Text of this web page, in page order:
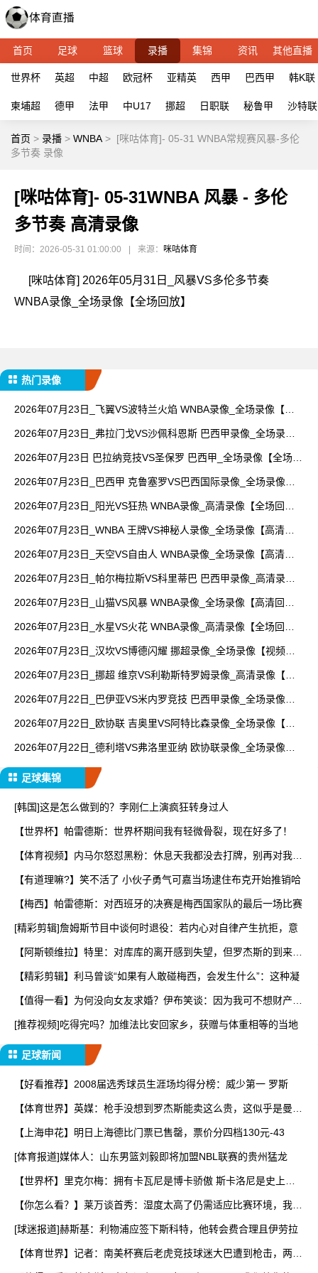
首页 足球 篮球 录播 集锦 资讯 其他直播
世界杯 英超 中超 欧冠杯 亚精英 西甲 巴西甲 韩K联
柬埔超 德甲 法甲 中U17 挪超 日职联 秘鲁甲 沙特联
首页 > 录播 > WNBA > [咪咕体育]- 05-31 WNBA常规赛风暴-多伦
多节奏 录像
[咪咕体育]- 05-31WNBA 风暴 - 多伦
多节奏 高清录像
时间：2026-05-31 01:00:00 来源： 咪咕体育
[咪咕体育] 2026年05月31日_风暴VS多伦多节奏
WNBA录像_全场录像【全场回放】
热门录像
2026年07月23日_飞翼VS波特兰火焰 WNBA录像_全场录像【视
2026年07月23日_弗拉门戈VS沙佩科恩斯 巴西甲录像_全场录像
2026年07月23日 巴拉纳竞技VS圣保罗 巴西甲_全场录像【全场回
2026年07月23日_巴西甲 克鲁塞罗VS巴西国际录像_全场录像
2026年07月23日_阳光VS狂热 WNBA录像_高清录像【全场回
2026年07月23日_WNBA 王牌VS神秘人录像_全场录像【高清回
2026年07月23日_天空VS自由人 WNBA录像_全场录像【高清回
2026年07月23日_帕尔梅拉斯VS科里蒂巴 巴西甲录像_高清录像
2026年07月23日_山猫VS风暴 WNBA录像_全场录像【高清回
2026年07月23日_水星VS火花 WNBA录像_高清录像【全场回
2026年07月23日_汉坎VS博德闪耀 挪超录像_全场录像【视频集
2026年07月23日_挪超 维京VS利勒斯特罗姆录像_高清录像【全
2026年07月22日_巴伊亚VS米内罗竞技 巴西甲录像_全场录像
2026年07月22日_欧协联 吉奥里VS阿特比森录像_全场录像【全
2026年07月22日_德利塔VS弗洛里亚纳 欧协联录像_全场录像
足球集锦
[韩国]这是怎么做到的？李刚仁上演疯狂转身过人
【世界杯】帕雷德斯：世界杯期间我有轻微骨裂，现在好多了！
【体育视频】内马尔怒怼黑粉：休息天我都没去打牌，别再对我指
【有道理嘛?】笑不活了 小伙子勇气可嘉当场逮住布克开始推销哈
【梅西】帕雷德斯：对西班牙的决赛是梅西国家队的最后一场比赛
[精彩剪辑]詹姆斯节目中谈何时退役：若内心对自律产生抗拒，意
【阿斯顿维拉】特里：对库库的离开感到失望，但罗杰斯的到来又
【精彩剪辑】利马曾谈“如果有人敢碰梅西，会发生什么”：这种凝
【值得一看】为何没向女友求婚？伊布笑谈：因为我可不想财产被
[推荐视频]吃得完吗？加维法比安回家乡，获赠与体重相等的当地
足球新闻
【好看推荐】2008届选秀球员生涯场均得分榜：威少第一 罗斯
【体育世界】英媒：枪手没想到罗杰斯能卖这么贵，这似乎是曼城
【上海申花】明日上海德比门票已售罄，票价分四档130元-43
[体育报道]媒体人：山东男篮刘毅即将加盟NBL联赛的贵州猛龙
【世界杯】里克尔梅：拥有卡瓦尼是博卡骄傲 斯卡洛尼是史上最
【你怎么看？】莱万谈首秀：湿度太高了仍需适应比赛环境，我还
[球迷报道]赫斯基：利物浦应签下斯科特，他转会费合理且伊劳拉
【体育世界】记者：南美杯赛后老虎竞技球迷大巴遭到枪击，两人